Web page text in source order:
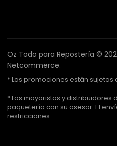
Oz Todo para Repostería ©
Netcommerce.
* Las promociones están
* Los mayoristas y
paquetería con su asesor. El
restricciones.